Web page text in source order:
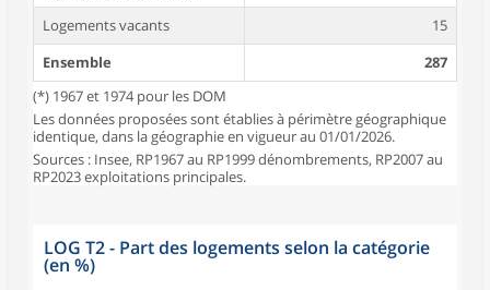
Logements vacants
15
Ensemble
287
(*) 1967 et 1974 pour les DOM
Les données proposées sont établies à périmètre géographique
identique, dans la géographie en vigueur au 01/01/2026.
Sources : Insee, RP1967 au RP1999 dénombrements, RP2007 au
RP2023 exploitations principales.
LOG T2 - Part des logements selon la catégorie
(en %)